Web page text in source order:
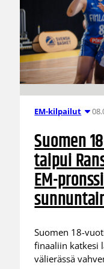
EM-kilpailut
Suomen
taipui
EM-
Suomen 18-
finaaliin katkesi
välierässä